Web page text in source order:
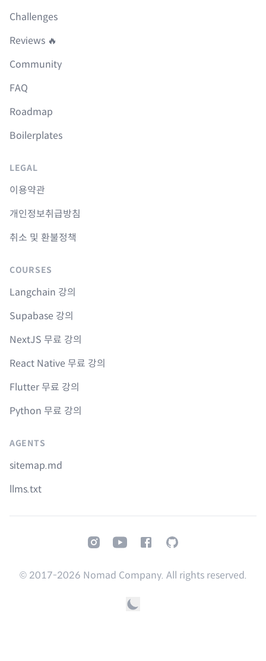
Challenges
Reviews 🔥
Community
FAQ
Roadmap
Boilerplates
LEGAL
이용약관
개인정보취급방침
취소 및 환불정책
COURSES
Langchain 강의
Supabase 강의
NextJS 무료 강의
React Native 무료 강의
Flutter 무료 강의
Python 무료 강의
AGENTS
sitemap.md
llms.txt
InstagramYoutubeFacebookGitHub
© 2017-2026 Nomad Company. All rights reserved.